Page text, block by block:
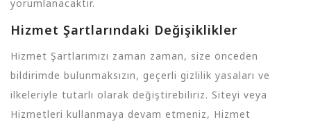
yorumlanacaktır.
Hizmet Şartlarındaki Değişiklikler
Hizmet Şartlarımızı zaman zaman, size önceden
bildirimde bulunmaksızın, geçerli gizlilik yasaları ve
ilkeleriyle tutarlı olarak değiştirebiliriz. Siteyi veya
Hizmetleri kullanmaya devam etmeniz, Hizmet